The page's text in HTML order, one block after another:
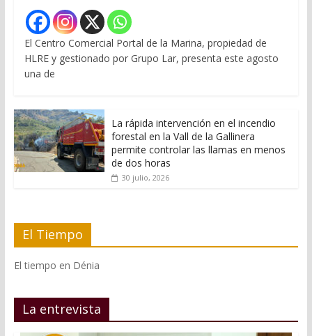
El Centro Comercial Portal de la Marina, propiedad de
HLRE y gestionado por Grupo Lar, presenta este agosto
una de
La rápida intervención en el incendio
forestal en la Vall de la Gallinera
permite controlar las llamas en menos
de dos horas
30 julio, 2026
El Tiempo
El tiempo en Dénia
La entrevista